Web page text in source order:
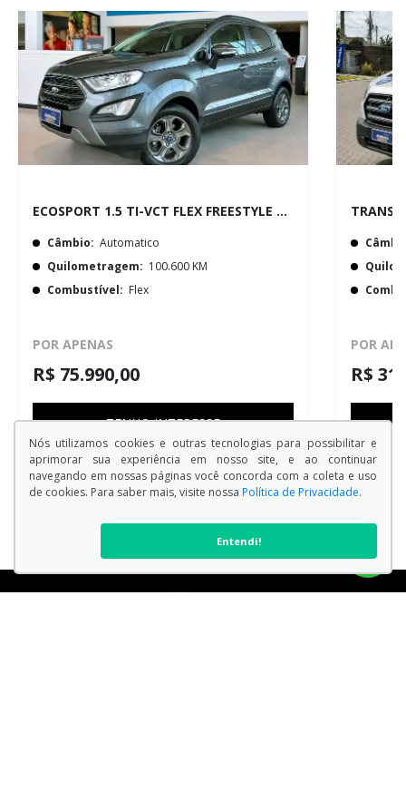
ECOSPORT 1.5 TI-VCT FLEX FREESTYLE AUTOMÁTICO
Câmbio: Automatico
Quilometragem: 100.600 KM
Combustível: Flex
POR APENAS
R$ 75.990,00
TENHO INTERESSE
POR
R$
VER TODOS OS MODELOS
Nós utilizamos cookies e outras tecnologias para possibilitar e
aprimorar sua experiência em nosso site, e ao continuar
navegando em nossas páginas você concorda com a coleta e uso
de cookies. Para saber mais, visite nossa Política de Privacidade.
Entendi!